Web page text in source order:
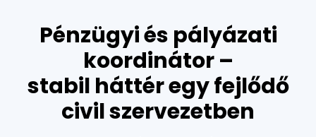
Pénzügyi és pályázati
koordinátor –
stabil háttér egy fejlődő
civil szervezetben